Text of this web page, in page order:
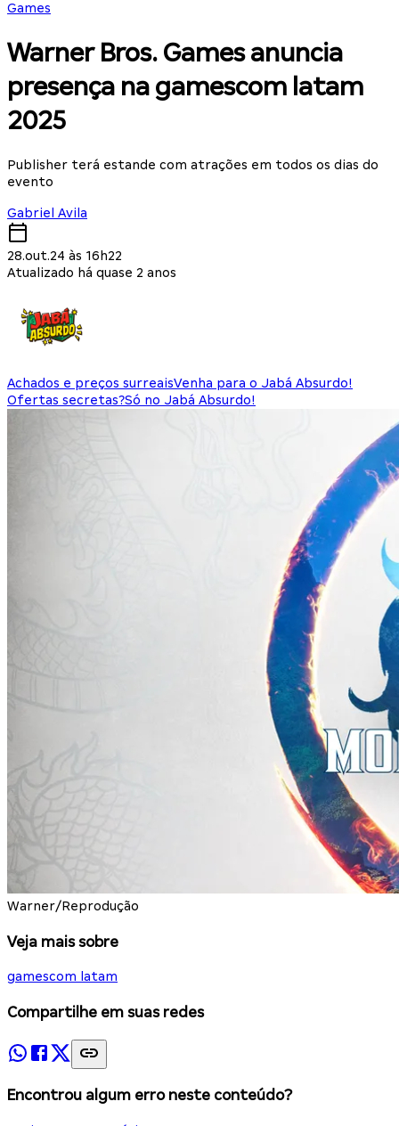
Games
Warner Bros. Games anuncia
presença na gamescom latam
2025
Publisher terá estande com atrações em todos os dias do
evento
Gabriel Avila
28.out.24 às 16h22
Atualizado há quase 2 anos
Achados e preços surreaisVenha para o Jabá Absurdo!
Ofertas secretas?Só no Jabá Absurdo!
Warner/Reprodução
Veja mais sobre
gamescom latam
Compartilhe em suas redes
Encontrou algum erro neste conteúdo?